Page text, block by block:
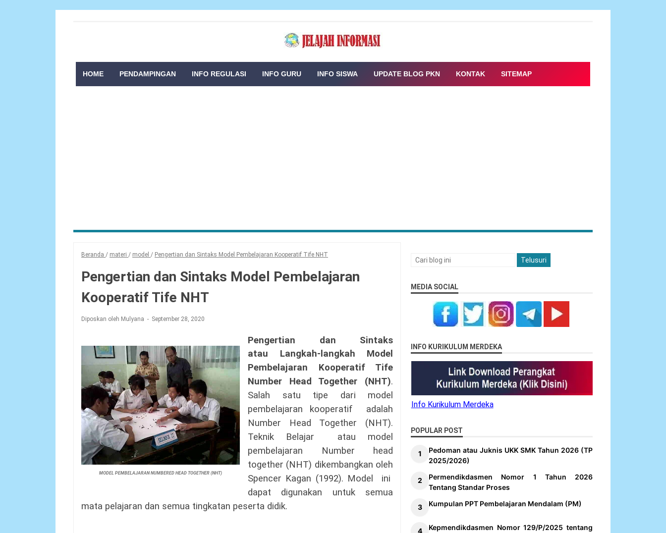
HOME PENDAMPINGAN INFO REGULASI INFO GURU INFO SISWA UPDATE BLOG PKN KONTAK SITEMAP
Beranda / materi / model / Pengertian dan Sintaks Model Pembelajaran Kooperatif Tife NHT
Pengertian dan Sintaks Model Pembelajaran
Kooperatif Tife NHT
Diposkan oleh Mulyana September 28, 2020
MODEL PEMBELAJARAN NUMBERED HEAD TOGETHER (NHT)
Pengertian dan Sintaks
atau Langkah-langkah Model
Pembelajaran Kooperatif Tife
Number Head Together (NHT).
Salah satu tipe dari model
pembelajaran kooperatif adalah
Number Head Together (NHT).
Teknik Belajar atau model
pembelajaran
Number head
together (NHT) dikembangkan oleh
Spencer Kagan (1992). Model ini
dapat digunakan untuk semua
mata pelajaran dan semua tingkatan peserta didik.
MEDIA SOCIAL
INFO KURIKULUM MERDEKA
Info Kurikulum Merdeka
POPULAR POST
Pedoman atau Juknis UKK SMK Tahun 2026 (TP
2025/2026)
Permendikdasmen Nomor 1 Tahun 2026
Tentang Standar Proses
Kumpulan PPT Pembelajaran Mendalam (PM)
Kepmendikdasmen Nomor 129/P/2025 tentang